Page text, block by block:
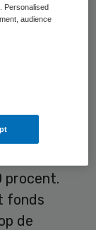
Die
jaar en
voor
procent.
fonds
de
Personalised
audience